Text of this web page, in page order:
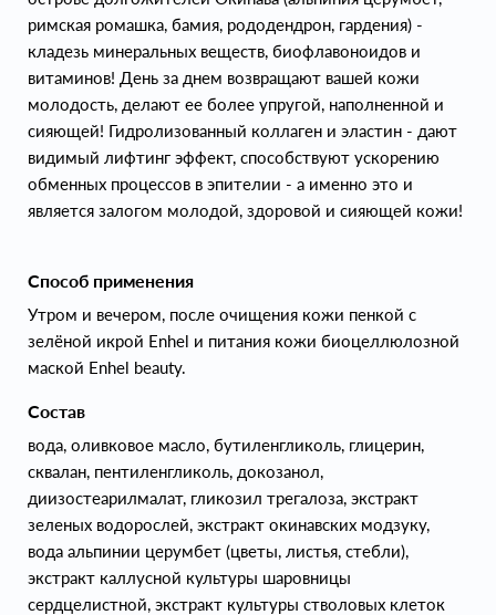
римская ромашка, бамия, рододендрон, гардения) -
кладезь минеральных веществ, биофлавоноидов и
витаминов! День за днем возвращают вашей кожи
молодость, делают ее более упругой, наполненной и
сияющей! Гидролизованный коллаген и эластин - дают
видимый лифтинг эффект, способствуют ускорению
обменных процессов в эпителии - а именно это и
является залогом молодой, здоровой и сияющей кожи!
Способ применения
Утром и вечером, после очищения кожи пенкой с
зелёной икрой Enhel и питания кожи биоцеллюлозной
маской Enhel beauty.
Состав
вода, оливковое масло, бутиленгликоль, глицерин,
сквалан, пентиленгликоль, докозанол,
диизостеарилмалат, гликозил трегалоза, экстракт
зеленых водорослей, экстракт окинавских модзуку,
вода альпинии церумбет (цветы, листья, стебли),
экстракт каллусной культуры шаровницы
сердцелистной, экстракт культуры стволовых клеток